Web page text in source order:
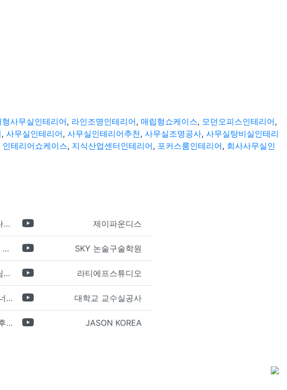
형사무실인테리어, 라인조명인테리어, 매립형쇼케이스, 모던오피스인테리어,
, 사무실인테리어, 사무실인테리어추천, 사무실조명공사, 사무실탕비실인테리
인테리어쇼케이스, 지식산업센터인테리어, 포커스룸인테리어, 회사사무실인
포트폴리오 중에서도 타사 대비 상세하게 진행되는것 같다는 느낌을 많이 받았습니다. 시공 기반과 디자인기반의 인테리어 회사의 차이점을 알게되었는데 인테리어 디자인 기반의 회사와의 컨텍이 굉장히 만족스러웠습니다. 제이파운디스
제가 생각했던것 보다 훨씬 마감이 멋있게 잘 나왔습니다. 바닥 이라던지 벽지색상 그리고 통유리로 추천 해주신것도 참 좋았습니다. 916의 노하우를 잘 살려서 공사는 잘 마무리 된것 같습니다. SKY 논술구술학원
전체적으로 보여주셨던 컨셉이 너무 마음에 들었고 실장님께서 개인적으로 만족감 있는 공사를 하고 있다는 느낌이 좋았습니다. 라티에프스튜디오
사람이라는게 바이브라는 것이 다 있고 뽐어져 나오는 에너지가 있다고 생각을 합니다. 사람이 가장중요하기 때문에 처음 만났을때 실장님의 에너지가 좋았고 첫인상으로 업체를 선정하게 되었습니다. 대학교 교수실공사
인테리어 전체 공사과정이 깔끔하게 진행이 되었고 공사 후 A/S도 빠르게 충실하게 진행을 해주셨습니다. JASON KOREA